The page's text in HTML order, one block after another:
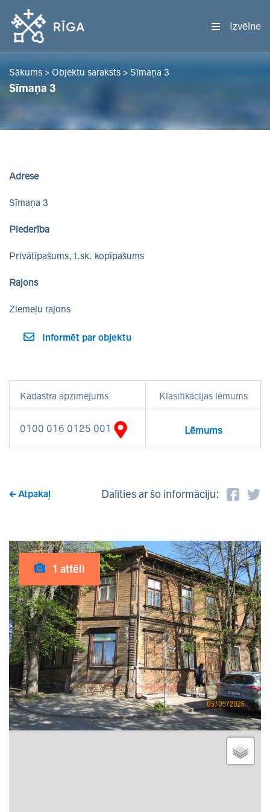
Izvēlne
Sākums > Objektu saraksts > Sīmaņa 3
Sīmaņa 3
Adrese
Sīmaņa 3
Piederība
Privātīpašums, t.sk. kopīpašums
Rajons
Ziemeļu rajons
Informēt par objektu
Kadastra apzīmējums Klasifikācijas lēmums
0100 016 0125 001 Lēmums
Atpakaļ Dalīties ar šo informāciju:
1 attēli